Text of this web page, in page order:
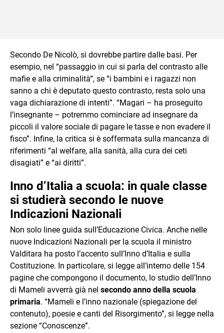
Secondo De Nicolò, si dovrebbe partire dalle basi. Per
esempio, nel “passaggio in cui si parla del contrasto alle
mafie e alla criminalità“, se “i bambini e i ragazzi non
sanno a chi è deputato questo contrasto, resta solo una
vaga dichiarazione di intenti”. “Magari – ha proseguito
l’insegnante – potremmo cominciare ad insegnare da
piccoli il valore sociale di pagare le tasse e non evadere il
fisco”. Infine, la critica si è soffermata sulla mancanza di
riferimenti “al welfare, alla sanità, alla cura dei ceti
disagiati” e “ai diritti”.
Inno d’Italia a scuola: in quale classe
si studierà secondo le nuove
Indicazioni Nazionali
Non solo linee guida sull’Educazione Civica. Anche nelle
nuove Indicazioni Nazionali per la scuola il ministro
Valditara ha posto l’accento sull’Inno d’Italia e sulla
Costituzione. In particolare, si legge all’interno delle 154
pagine che compongono il documento, lo studio dell’Inno
di Mameli avverrà già nel secondo anno della scuola
primaria. “Mameli e l’inno nazionale (spiegazione del
contenuto), poesie e canti del Risorgimento”, si legge nella
sezione “Conoscenze”.